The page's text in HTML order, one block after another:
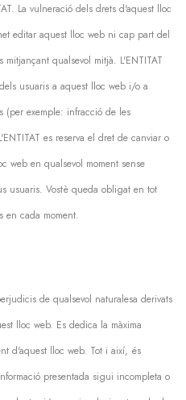
La vulneració dels drets d'aquest lloc
editar aquest lloc web ni cap part del
qualsevol mitjà. L'ENTITAT
usuaris a aquest lloc web i/o a
(per exemple: infracció de les
es reserva el dret de canviar o
web en qualsevol moment sense
usuaris. Vostè queda obligat en tot
en cada moment.
de qualsevol naturalesa derivats
lloc web. Es dedica la màxima
d'aquest lloc web. Tot i així, és
presentada sigui incompleta o